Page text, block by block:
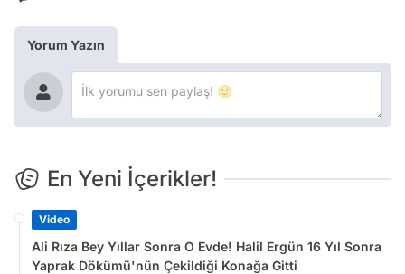
Yorum Yazın
En Yeni İçerikler!
Video
Ali Rıza Bey Yıllar Sonra O Evde! Halil Ergün 16 Yıl Sonra
Yaprak Dökümü'nün Çekildiği Konağa Gitti